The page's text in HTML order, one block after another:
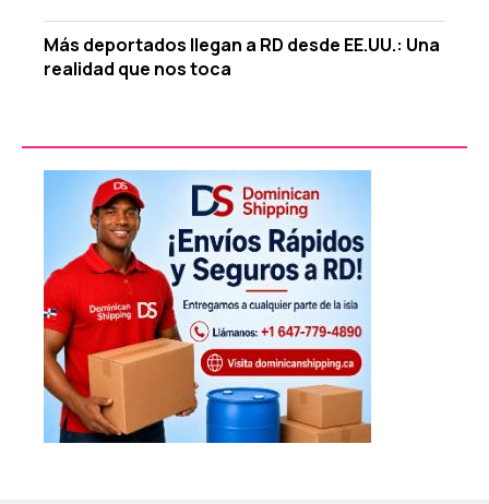
Más deportados llegan a RD desde EE.UU.: Una
realidad que nos toca